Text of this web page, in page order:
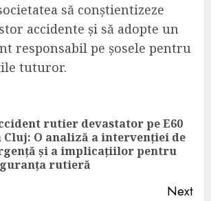
să conștientizeze
accidente și să adopte un
responsabil pe șosele pentru
tuturor.
rutier devastator pe E60
Cluj: O analiză a intervenției de
și a implicațiilor pentru
rutieră
Next